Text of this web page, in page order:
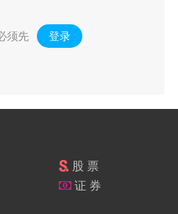
须先 登录 。
股 票
证 券